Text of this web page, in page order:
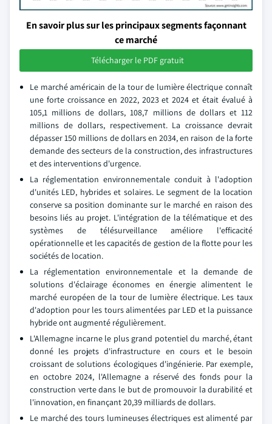
En savoir plus sur les principaux segments façonnant
ce marché
Télécharger le PDF gratuit
Le marché américain de la tour de lumière électrique connaît
une forte croissance en 2022, 2023 et 2024 et était évalué à
105,1 millions de dollars, 108,7 millions de dollars et 112
millions de dollars, respectivement. La croissance devrait
dépasser 150 millions de dollars en 2034, en raison de la forte
demande des secteurs de la construction, des infrastructures
et des interventions d'urgence.
La réglementation environnementale conduit à l'adoption
d'unités LED, hybrides et solaires. Le segment de la location
conserve sa position dominante sur le marché en raison des
besoins liés au projet. L'intégration de la télématique et des
systèmes de télésurveillance améliore l'efficacité
opérationnelle et les capacités de gestion de la flotte pour les
sociétés de location.
La réglementation environnementale et la demande de
solutions d'éclairage économes en énergie alimentent le
marché européen de la tour de lumière électrique. Les taux
d'adoption pour les tours alimentées par LED et la puissance
hybride ont augmenté régulièrement.
L'Allemagne incarne le plus grand potentiel du marché, étant
donné les projets d'infrastructure en cours et le besoin
croissant de solutions écologiques d'ingénierie. Par exemple,
en octobre 2024, l'Allemagne a réservé des fonds pour la
construction verte dans le but de promouvoir la durabilité et
l'innovation, en finançant 20,39 milliards de dollars.
Le marché des tours lumineuses électriques est alimenté par